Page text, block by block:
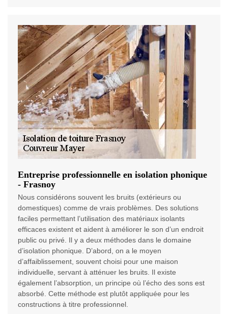
Entreprise professionnelle en isolation phonique
- Frasnoy
Nous considérons souvent les bruits (extérieurs ou
domestiques) comme de vrais problèmes. Des solutions
faciles permettant l’utilisation des matériaux isolants
efficaces existent et aident à améliorer le son d’un endroit
public ou privé. Il y a deux méthodes dans le domaine
d’isolation phonique. D’abord, on a le moyen
d’affaiblissement, souvent choisi pour une maison
individuelle, servant à atténuer les bruits. Il existe
également l’absorption, un principe où l’écho des sons est
absorbé. Cette méthode est plutôt appliquée pour les
constructions à titre professionnel.